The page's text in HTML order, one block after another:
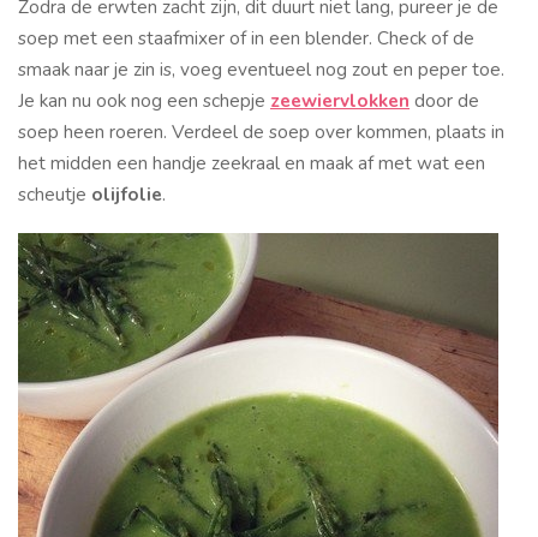
Zodra de erwten zacht zijn, dit duurt niet lang, pureer je de
soep met een staafmixer of in een blender. Check of de
smaak naar je zin is, voeg eventueel nog zout en peper toe.
Je kan nu ook nog een schepje zeewiervlokken door de
soep heen roeren. Verdeel de soep over kommen, plaats in
het midden een handje zeekraal en maak af met wat een
scheutje olijfolie.